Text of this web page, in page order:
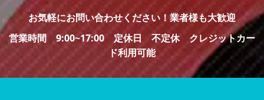
お気軽にお問い合わせください！ 業者様も大歓迎
営業時間 9:00~17:00 定休日 不定休 クレジットカー
ド利用可能